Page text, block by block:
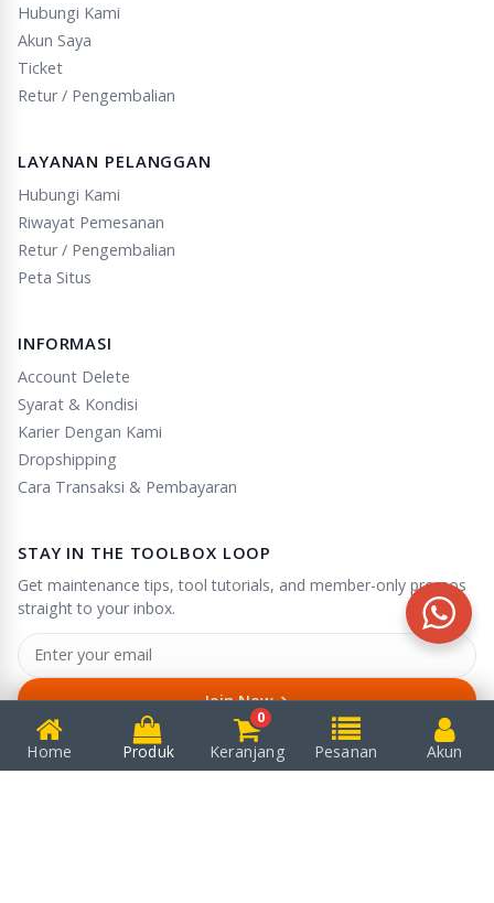
Hubungi Kami
Akun Saya
Ticket
Retur / Pengembalian
LAYANAN PELANGGAN
Hubungi Kami
Riwayat Pemesanan
Retur / Pengembalian
Peta Situs
INFORMASI
Account Delete
Syarat & Kondisi
Karier Dengan Kami
Dropshipping
Cara Transaksi & Pembayaran
STAY IN THE TOOLBOX LOOP
Get maintenance tips, tool tutorials, and member-only promos
straight to your inbox.
Join Now→
Unsubscribe anytime in one click.
Home Produk
0
Keranjang Pesanan Akun